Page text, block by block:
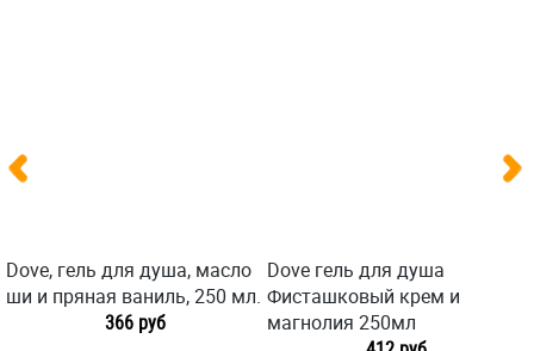
Dove, гель для душа, масло
ши и пряная ваниль, 250 мл.
366 руб
Dove гель для душа
Фисташковый крем и
магнолия 250мл